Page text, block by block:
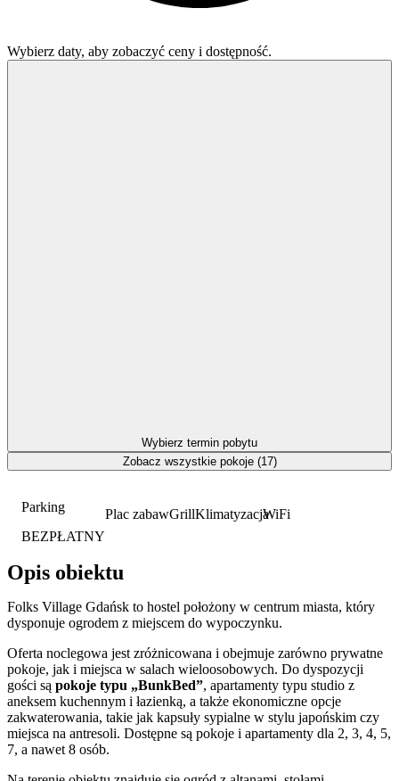
Parking
BEZPŁATNY
Plac zabawGrillKlimatyzacjaWiFi
Opis obiektu
Folks Village Gdańsk to hostel położony w centrum miasta, który
dysponuje ogrodem z miejscem do wypoczynku.
Oferta noclegowa jest zróżnicowana i obejmuje zarówno prywatne
pokoje, jak i miejsca w salach wieloosobowych. Do dyspozycji
gości są pokoje typu „BunkBed”, apartamenty typu studio z
aneksem kuchennym i łazienką, a także ekonomiczne opcje
zakwaterowania, takie jak kapsuły sypialne w stylu japońskim czy
miejsca na antresoli. Dostępne są pokoje i apartamenty dla 2, 3, 4, 5,
7, a nawet 8 osób.
Wybierz daty, aby zobaczyć ceny i dostępność.
Wybierz termin pobytu
Zobacz wszystkie pokoje (17)